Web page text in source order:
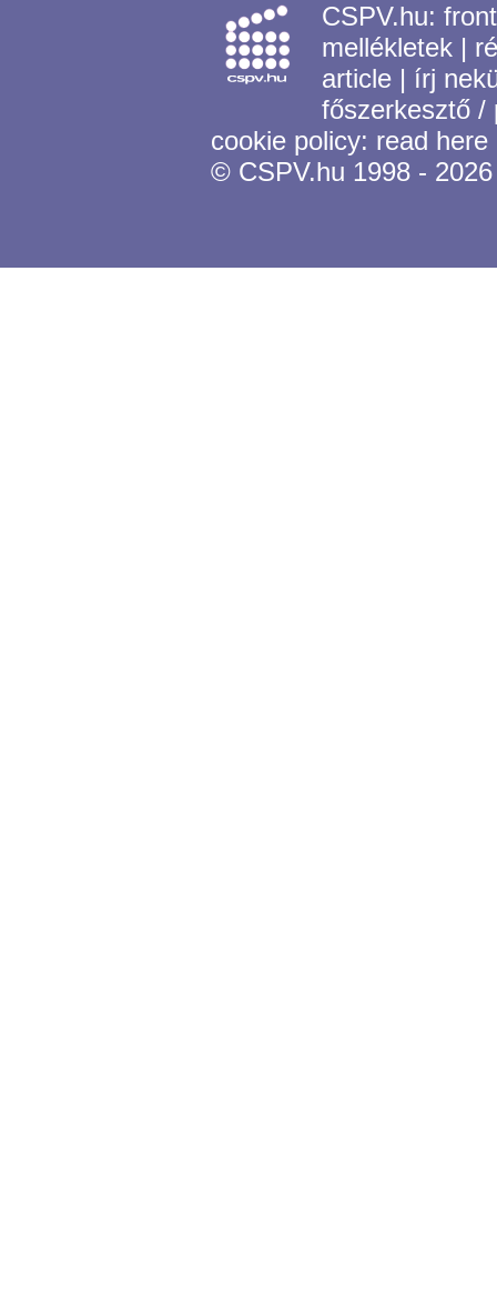
CSPV.hu:
mellékletek |
article | írj
főszerkesztő
cookie policy: read here
© CSPV.hu 1998 - 2026